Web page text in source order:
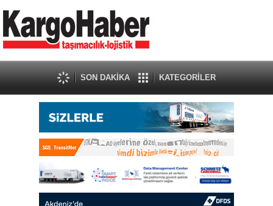
SON DAKİKA KATEGORİLER